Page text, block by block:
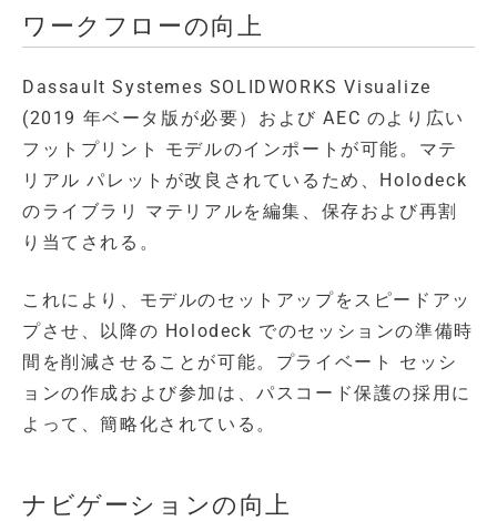
ワークフローの向上
Dassault Systemes SOLIDWORKS Visualize
(2019 年ベータ版が必要）および AEC のより広い
フットプリント モデルのインポートが可能。マテ
リアル パレットが改良されているため、Holodeck
のライブラリ マテリアルを編集、保存および再割
り当てされる。
これにより、モデルのセットアップをスピードアッ
プさせ、以降の Holodeck でのセッションの準備時
間を削減させることが可能。プライベート セッシ
ョンの作成および参加は、パスコード保護の採用に
よって、簡略化されている。
ナビゲーションの向上